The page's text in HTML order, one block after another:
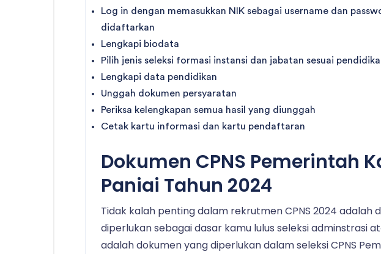
Log in dengan memasukkan NIK sebagai username dan
didaftarkan
Lengkapi biodata
Pilih jenis seleksi formasi instansi dan jabatan sesuai
Lengkapi data pendidikan
Unggah dokumen persyaratan
Periksa kelengkapan semua hasil yang diunggah
Cetak kartu informasi dan kartu pendaftaran
Dokumen CPNS Pemerintah
Paniai Tahun 2024
Tidak kalah penting dalam rekrutmen CPNS 2024 adalah
diperlukan sebagai dasar kamu lulus seleksi adminstrasi
adalah dokumen yang diperlukan dalam seleksi CPNS